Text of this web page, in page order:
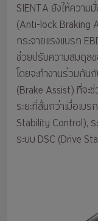
SIENTA ยังให้ความ
(Anti-lock Braking
กระจายแรงแบรก
ช่วยปรับความสมดุลข
โดยจะทำงานร่วมกัน
(Brake Assist) ที่จะ
ระยะที่สั้นกว่าเมื่อเบ
Stability Control),
ระบบ DSC (Drive